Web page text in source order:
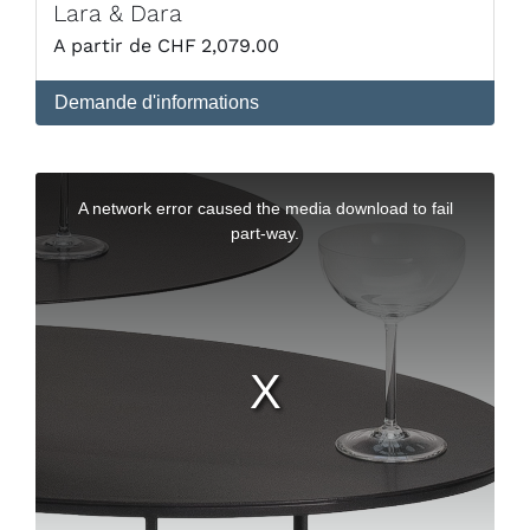
Lara & Dara
CHF 2,079.00
Demande d'informations
This
window.
A network error caused the media download to fail
part-way.